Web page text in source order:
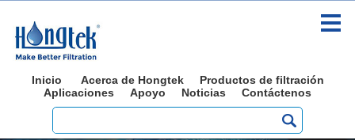
Inicio Acerca de Hongtek
Productos de filtración
Aplicaciones
Apoyo Noticias Contáctenos